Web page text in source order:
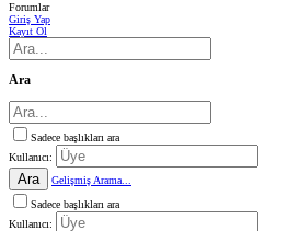
Forumlar
Giriş Yap
Kayıt Ol
Ara
Sadece başlıkları ara
Kullanıcı:
Ara
Gelişmiş Arama...
Sadece başlıkları ara
Kullanıcı: